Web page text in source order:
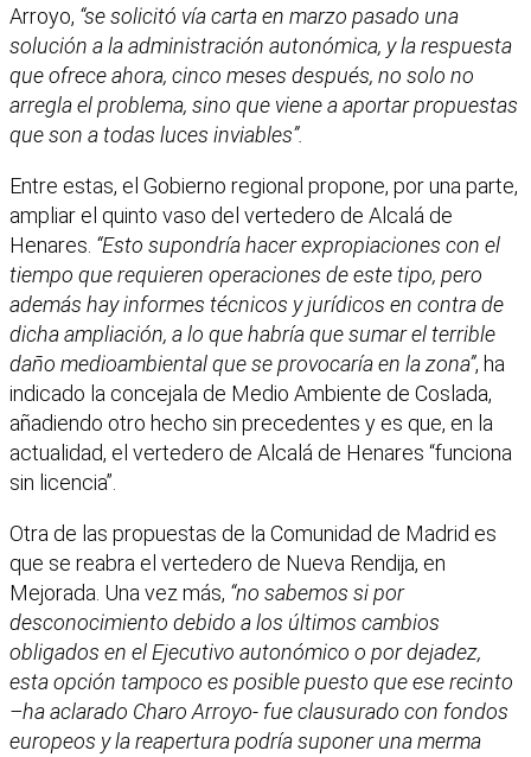
Arroyo, “se solicitó vía carta en marzo pasado una
solución a la administración autonómica, y la respuesta
que ofrece ahora, cinco meses después, no solo no
arregla el problema, sino que viene a aportar propuestas
que son a todas luces inviables”.
Entre estas, el Gobierno regional propone, por una parte,
ampliar el quinto vaso del vertedero de Alcalá de
Henares. “Esto supondría hacer expropiaciones con el
tiempo que requieren operaciones de este tipo, pero
además hay informes técnicos y jurídicos en contra de
dicha ampliación, a lo que habría que sumar el terrible
daño medioambiental que se provocaría en la zona”, ha
indicado la concejala de Medio Ambiente de Coslada,
añadiendo otro hecho sin precedentes y es que, en la
actualidad, el vertedero de Alcalá de Henares “funciona
sin licencia”.
Otra de las propuestas de la Comunidad de Madrid es
que se reabra el vertedero de Nueva Rendija, en
Mejorada. Una vez más, “no sabemos si por
desconocimiento debido a los últimos cambios
obligados en el Ejecutivo autonómico o por dejadez,
esta opción tampoco es posible puesto que ese recinto
–ha aclarado Charo Arroyo- fue clausurado con fondos
europeos y la reapertura podría suponer una merma